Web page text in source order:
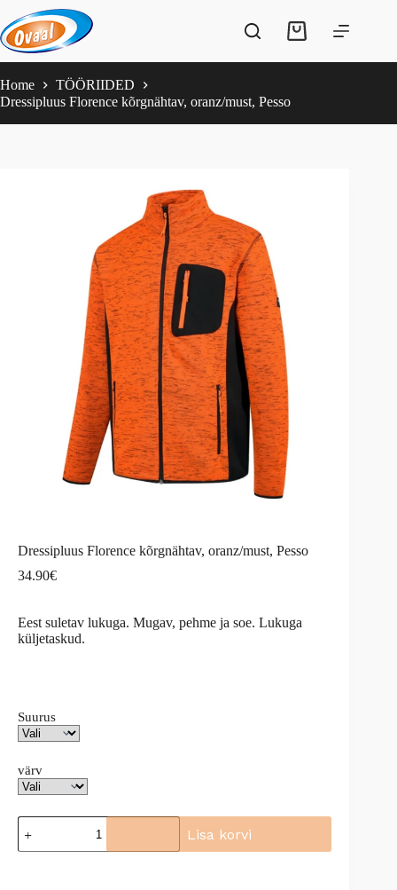
to
content
Shopping
Home
TÖÖRIIDED
Dressipluus Florence kõrgnähtav, oranz/must, Pesso
Dressipluus Florence kõrgnähtav, oranz/must, Pesso
34.90€
Eest suletav lukuga. Mugav, pehme ja soe. Lukuga
küljetaskud.
Suurus
värv
Dressipluus
Florence
kõrgnähtav,
Lisa korvi